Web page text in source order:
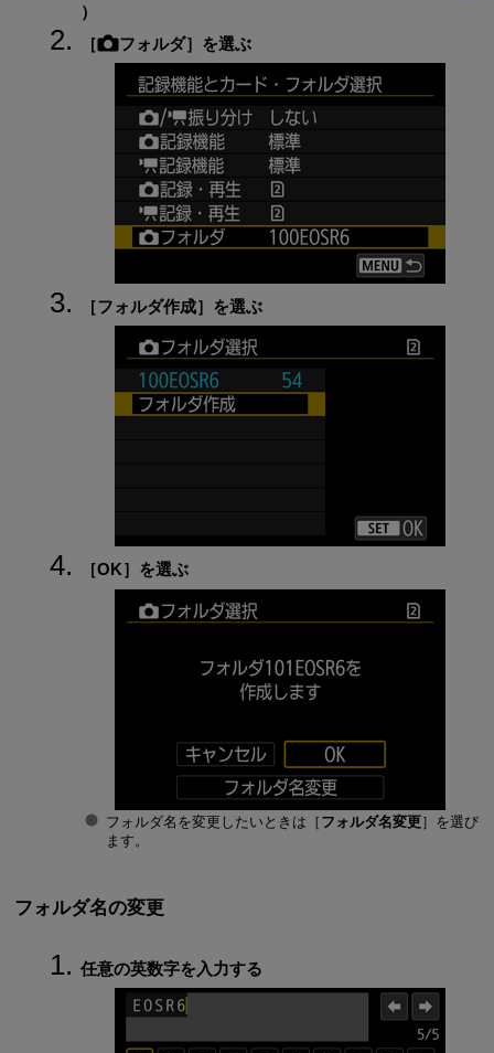
）
［
フォルダ］を選ぶ
［フォルダ作成］を選ぶ
［OK］を選ぶ
フォルダ名を変更したいときは［ フォルダ名変更］を選び
ます。
フォルダ名の変更
任意の英数字を入力する